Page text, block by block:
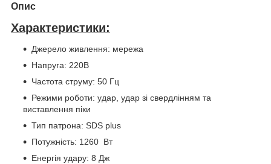
Опис
Характеристики:
Джерело живлення: мережа
Напруга: 220В
Частота струму: 50 Гц
Режими роботи: удар, удар зі свердлінням та
виставлення піки
Тип патрона: SDS plus
Потужність: 1260 Вт
Енергія удару: 8 Дж